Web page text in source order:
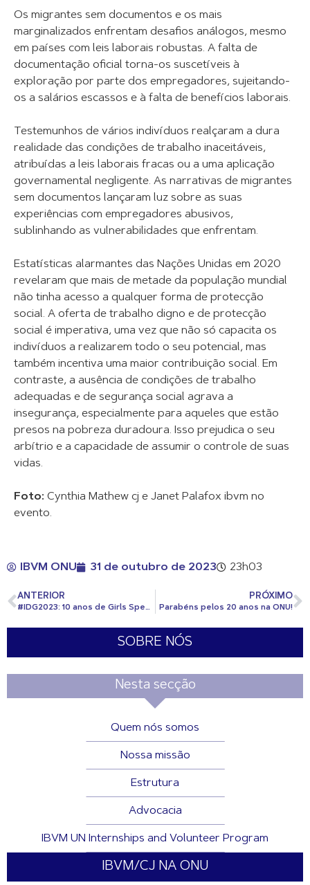
Os migrantes sem documentos e os mais
marginalizados enfrentam desafios análogos, mesmo
em países com leis laborais robustas. A falta de
documentação oficial torna-os suscetíveis à
exploração por parte dos empregadores, sujeitando-
os a salários escassos e à falta de benefícios laborais.
Testemunhos de vários indivíduos realçaram a dura
realidade das condições de trabalho inaceitáveis,
atribuídas a leis laborais fracas ou a uma aplicação
governamental negligente. As narrativas de migrantes
sem documentos lançaram luz sobre as suas
experiências com empregadores abusivos,
sublinhando as vulnerabilidades que enfrentam.
Estatísticas alarmantes das Nações Unidas em 2020
revelaram que mais de metade da população mundial
não tinha acesso a qualquer forma de protecção
social. A oferta de trabalho digno e de protecção
social é imperativa, uma vez que não só capacita os
indivíduos a realizarem todo o seu potencial, mas
também incentiva uma maior contribuição social. Em
contraste, a ausência de condições de trabalho
adequadas e de segurança social agrava a
insegurança, especialmente para aqueles que estão
presos na pobreza duradoura. Isso prejudica o seu
arbítrio e a capacidade de assumir o controle de suas
vidas.
Foto: Cynthia Mathew cj e Janet Palafox ibvm no
evento.
IBVM ONU 31 de outubro de 2023 23h03
ANTERIOR
#IDG2023: 10 anos de Girls Speak Out!
PRÓXIMO
Parabéns pelos 20 anos na ONU!
SOBRE NÓS
Nesta secção
Quem nós somos
Nossa missão
Estrutura
Advocacia
IBVM UN Internships and Volunteer Program
IBVM/CJ NA ONU